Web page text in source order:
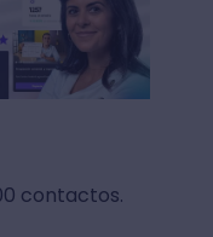
contactos.